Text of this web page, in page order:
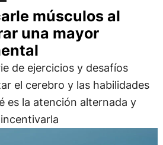
músculos al
una mayor
de ejercicios y desafíos
el cerebro y las habilidades
es la atención alternada y